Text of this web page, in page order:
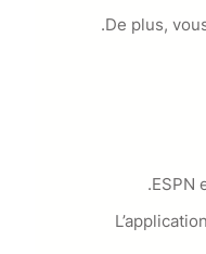
De plus,
ESPN